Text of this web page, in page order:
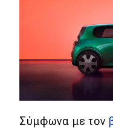
DRIVE USED
Σύμφωνα με τον